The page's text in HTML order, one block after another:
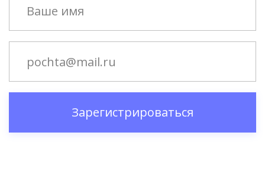
Зарегистрироваться